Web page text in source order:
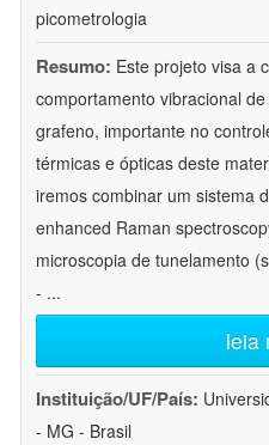
picometrologia
Resumo: Este projeto visa a
comportamento vibracional
grafeno, importante no
térmicas e ópticas deste
iremos combinar um sistema
enhanced Raman
microscopia de tunelamento
- ...
leia
Instituição/UF/País:
- MG - Brasil